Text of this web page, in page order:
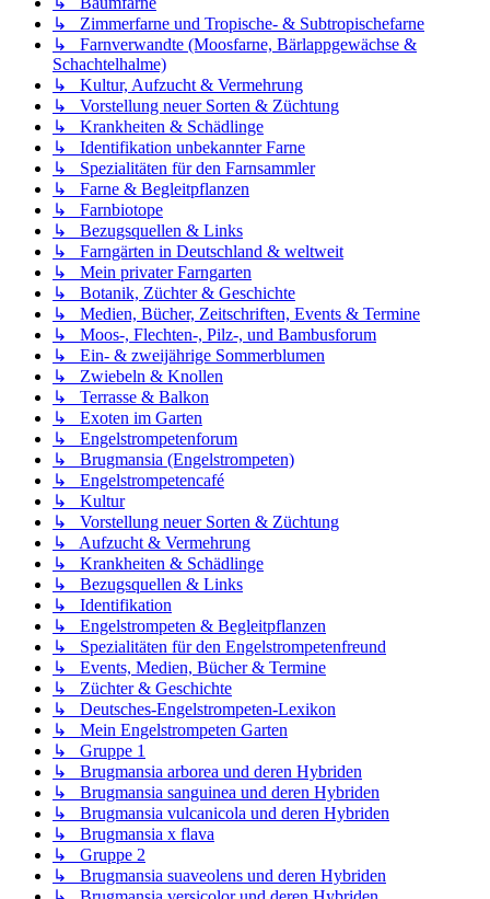
↳ Zimmerfarne und Tropische- & Subtropischefarne
↳ Farnverwandte (Moosfarne, Bärlappgewächse &
Schachtelhalme)
↳ Kultur, Aufzucht & Vermehrung
↳ Vorstellung neuer Sorten & Züchtung
↳ Krankheiten & Schädlinge
↳ Identifikation unbekannter Farne
↳ Spezialitäten für den Farnsammler
↳ Farne & Begleitpflanzen
↳ Farnbiotope
↳ Bezugsquellen & Links
↳ Farngärten in Deutschland & weltweit
↳ Mein privater Farngarten
↳ Botanik, Züchter & Geschichte
↳ Medien, Bücher, Zeitschriften, Events & Termine
↳ Moos-, Flechten-, Pilz-, und Bambusforum
↳ Ein- & zweijährige Sommerblumen
↳ Zwiebeln & Knollen
↳ Terrasse & Balkon
↳ Exoten im Garten
↳ Engelstrompetenforum
↳ Brugmansia (Engelstrompeten)
↳ Engelstrompetencafé
↳ Kultur
↳ Vorstellung neuer Sorten & Züchtung
↳ Aufzucht & Vermehrung
↳ Krankheiten & Schädlinge
↳ Bezugsquellen & Links
↳ Identifikation
↳ Engelstrompeten & Begleitpflanzen
↳ Spezialitäten für den Engelstrompetenfreund
↳ Events, Medien, Bücher & Termine
↳ Züchter & Geschichte
↳ Deutsches-Engelstrompeten-Lexikon
↳ Mein Engelstrompeten Garten
↳ Gruppe 1
↳ Brugmansia arborea und deren Hybriden
↳ Brugmansia sanguinea und deren Hybriden
↳ Brugmansia vulcanicola und deren Hybriden
↳ Brugmansia x flava
↳ Gruppe 2
↳ Brugmansia suaveolens und deren Hybriden